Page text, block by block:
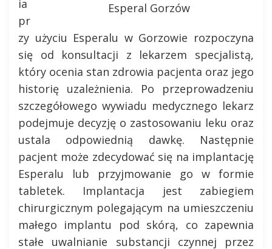
Esperal Gorzów
ia
pr
zy użyciu Esperalu w Gorzowie rozpoczyna
się od konsultacji z lekarzem specjalistą,
który ocenia stan zdrowia pacjenta oraz jego
historię uzależnienia. Po przeprowadzeniu
szczegółowego wywiadu medycznego lekarz
podejmuje decyzję o zastosowaniu leku oraz
ustala odpowiednią dawkę. Następnie
pacjent może zdecydować się na implantację
Esperalu lub przyjmowanie go w formie
tabletek. Implantacja jest zabiegiem
chirurgicznym polegającym na umieszczeniu
małego implantu pod skórą, co zapewnia
stałe uwalnianie substancji czynnej przez